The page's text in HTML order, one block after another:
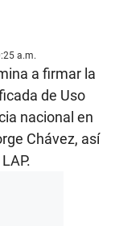
a.m.
a firmar la
de Uso
nacional en
Chávez, así